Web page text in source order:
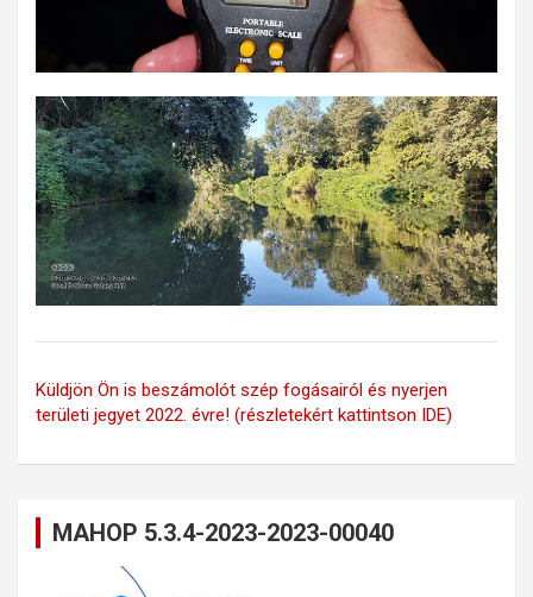
Küldjön Ön is beszámolót szép fogásairól és nyerjen
területi jegyet 2022. évre! (részletekért kattintson IDE)
MAHOP 5.3.4-2023-2023-00040